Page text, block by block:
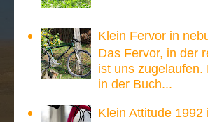
Klein Fervor in
Das Fervor, in der
ist uns
in der Buch...
Klein Attitude 1992